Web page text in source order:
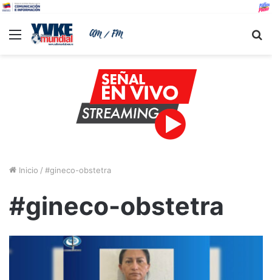
Menu
Inicio / #gineco-obstetra
#gineco-obstetra